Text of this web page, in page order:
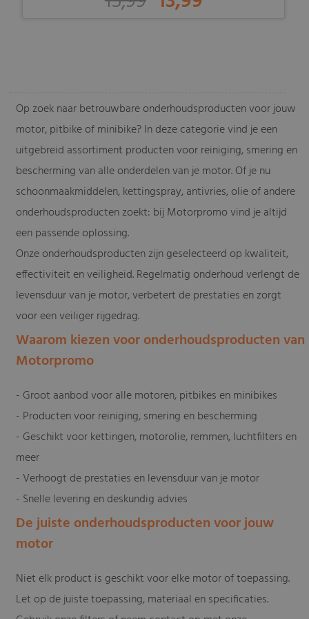
Op zoek naar betrouwbare onderhoudsproducten voor jouw
motor, pitbike of minibike? In deze categorie vind je een
uitgebreid assortiment producten voor reiniging, smering en
bescherming van alle onderdelen van je motor. Of je nu
schoonmaakmiddelen, kettingspray, antivries, olie of andere
onderhoudsproducten zoekt: bij Motorpromo vind je altijd
een passende oplossing.
Onze onderhoudsproducten zijn geselecteerd op kwaliteit,
effectiviteit en veiligheid. Regelmatig onderhoud verlengt de
levensduur van je motor, verbetert de prestaties en zorgt
voor een veiliger rijgedrag.
Waarom kiezen voor onderhoudsproducten van
Motorpromo
- Groot aanbod voor alle motoren, pitbikes en minibikes
- Producten voor reiniging, smering en bescherming
- Geschikt voor kettingen, motorolie, remmen, luchtfilters en
meer
- Verhoogt de prestaties en levensduur van je motor
- Snelle levering en deskundig advies
De juiste onderhoudsproducten voor jouw
motor
Niet elk product is geschikt voor elke motor of toepassing.
Let op de juiste toepassing, materiaal en specificaties.